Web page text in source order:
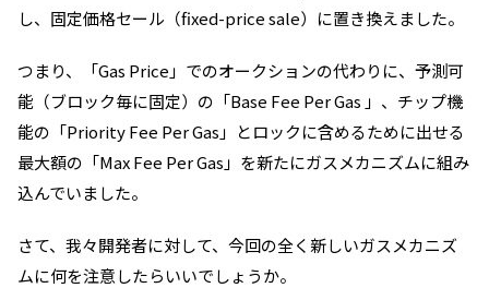
し、固定価格セール（fixed-price sale）に置き換えました。
つまり、「Gas Price」でのオークションの代わりに、予測可
能（ブロック毎に固定）の「Base Fee Per Gas 」、チップ機
能の「Priority Fee Per Gas」とロックに含めるために出せる
最大額の「Max Fee Per Gas」を新たにガスメカニズムに組み
込んでいました。
さて、我々開発者に対して、今回の全く新しいガスメカニズ
ムに何を注意したらいいでしょうか。